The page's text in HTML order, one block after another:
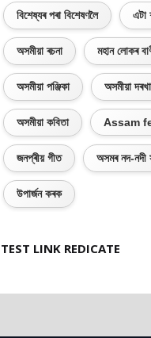
বিশেষ্যৰ পৰা বিশেষণলৈ এটা
অসমীয়া ৰচনা মহান লোকৰ
অসমীয়া পঞ্জিকা অসমীয়া
অসমীয়া কবিতা Assam
জনপ্ৰীয় গীত অসমৰ নদ-নদী
উপাৰ্জন কৰক
TEST LINK REDICATE